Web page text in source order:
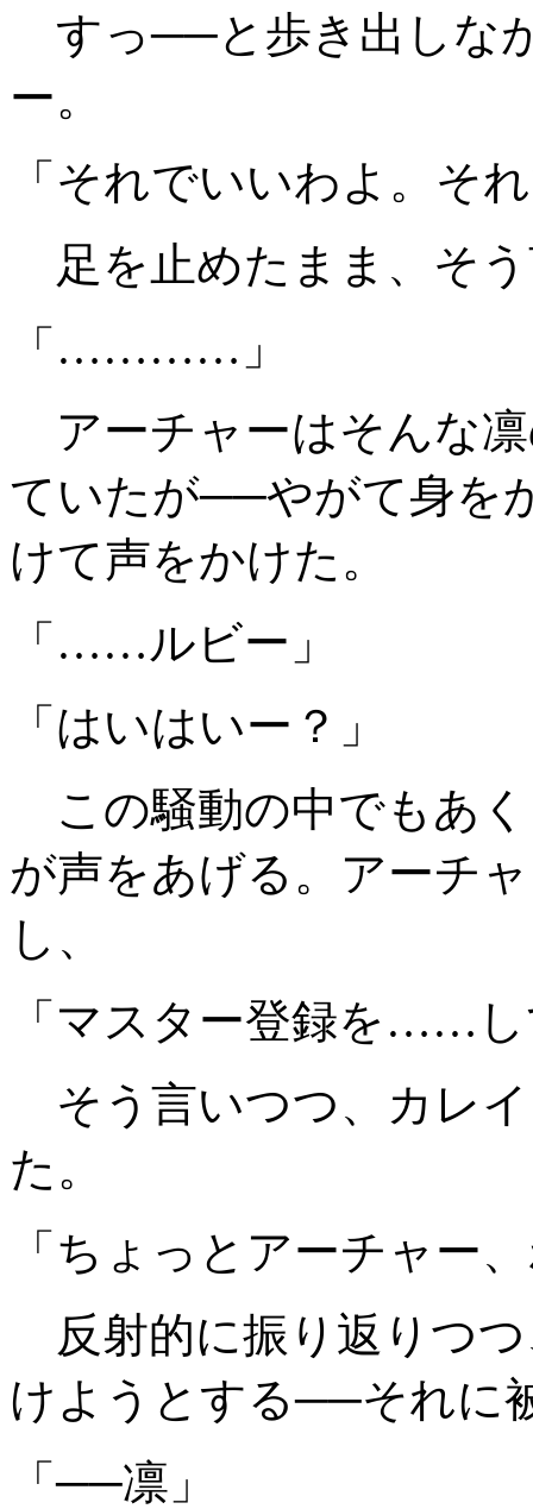
すっ──と歩き出しな
ー。
「それでいいわよ。そ
足を止めたまま、そ
「…………」
アーチャーはそんな
ていたが──やがて身を
けて声をかけた。
「……ルビー」
「はいはいー？」
この騒動の中でもあ
が声をあげる。アーチ
し、
「マスター登録を……
そう言いつつ、カレ
た。
「ちょっとアーチャー
反射的に振り返りつ
けようとする──それに
「──凛」